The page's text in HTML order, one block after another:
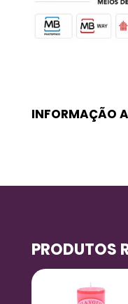
INFORMAÇÃO
PRODUTOS